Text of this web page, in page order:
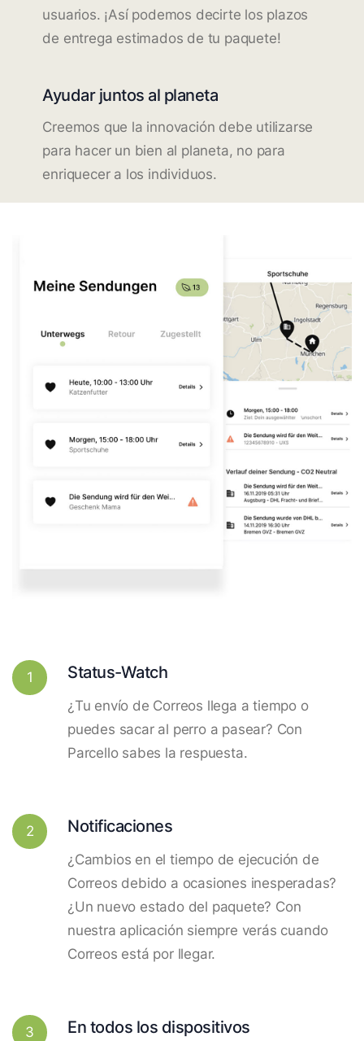
usuarios. ¡Así podemos decirte los plazos
de entrega estimados de tu paquete!
Ayudar juntos al planeta
Creemos que la innovación debe utilizarse
para hacer un bien al planeta, no para
enriquecer a los individuos.
1 Status-Watch
¿Tu envío de Correos llega a tiempo o
puedes sacar al perro a pasear? Con
Parcello sabes la respuesta.
2 Notificaciones
¿Cambios en el tiempo de ejecución de
Correos debido a ocasiones inesperadas?
¿Un nuevo estado del paquete? Con
nuestra aplicación siempre verás cuando
Correos está por llegar.
3 En todos los dispositivos